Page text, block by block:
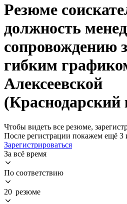
Резюме
должность
сопровождению
гибким
Алексеевской
(Краснодарский
Чтобы видеть все резюме,
После регистрации покажем ещё 3
Зарегистрироваться
За всё время
По соответствию
20 резюме